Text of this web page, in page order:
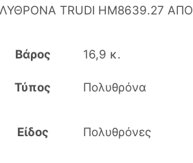
TRUDI HM8639.27
Βάρος 16,9 κ.
Τύπος Πολυθρόνα
Είδος Πολυθρόνες